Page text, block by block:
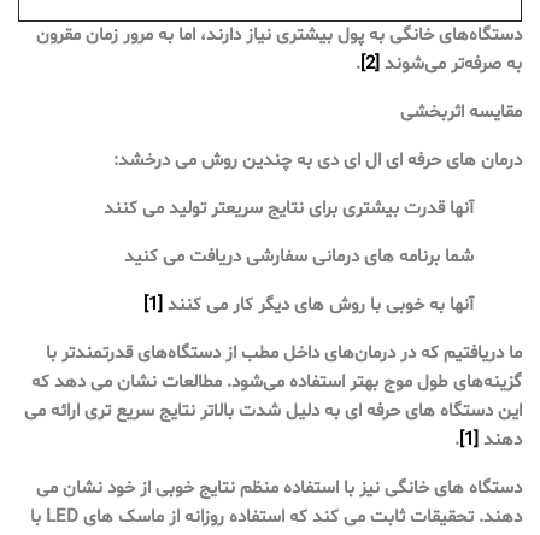
دستگاه‌های خانگی به پول بیشتری نیاز دارند، اما به مرور زمان مقرون
به صرفه‌تر می‌شوند[2]
.
مقایسه اثربخشی
درمان های حرفه ای ال ای دی به چندین روش می درخشد:
آنها قدرت بیشتری برای نتایج سریعتر تولید می کنند
شما برنامه های درمانی سفارشی دریافت می کنید
آنها به خوبی با روش های دیگر کار می کنند[1]
ما دریافتیم که در درمان‌های داخل مطب از دستگاه‌های قدرتمندتر با
گزینه‌های طول موج بهتر استفاده می‌شود. مطالعات نشان می دهد که
این دستگاه های حرفه ای به دلیل شدت بالاتر نتایج سریع تری ارائه می
دهند[1]
.
دستگاه های خانگی نیز با استفاده منظم نتایج خوبی از خود نشان می
دهند. تحقیقات ثابت می کند که استفاده روزانه از ماسک های LED با